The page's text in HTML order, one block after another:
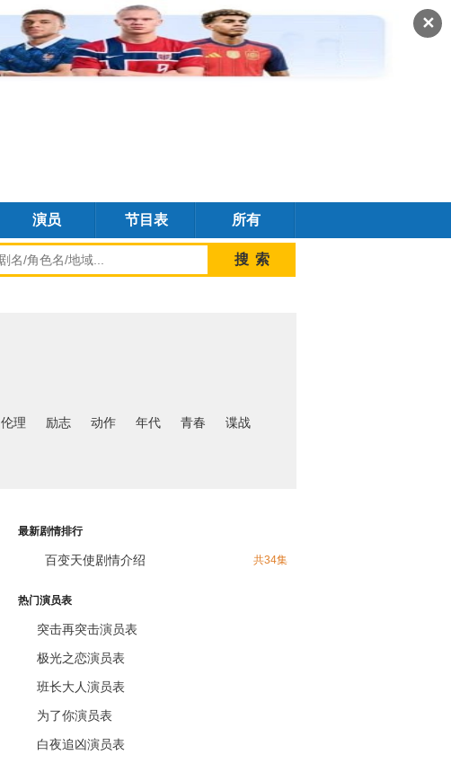
✕
演员 节目表 所有
伦理 励志 动作 年代 青春
谍战
最新剧情排行
百变天使剧情介绍 共34集
热门演员表
突击再突击演员表
极光之恋演员表
班长大人演员表
为了你演员表
白夜追凶演员表